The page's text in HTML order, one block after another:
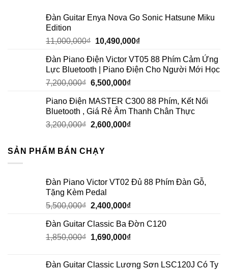
Đàn Guitar Enya Nova Go Sonic Hatsune Miku
Edition
11,000,000₫ 10,490,000₫
Đàn Piano Điện Victor VT05 88 Phím Cảm Ứng
Lực Bluetooth | Piano Điện Cho Người Mới Học
7,200,000₫ 6,500,000₫
Piano Điện MASTER C300 88 Phím, Kết Nối
Bluetooth , Giá Rẻ Âm Thanh Chân Thực
3,200,000₫ 2,600,000₫
SẢN PHẨM BÁN CHẠY
Đàn Piano Victor VT02 Đủ 88 Phím Đàn Gỗ,
Tặng Kèm Pedal
5,500,000₫ 2,400,000₫
Đàn Guitar Classic Ba Đờn C120
1,850,000₫ 1,690,000₫
Đàn Guitar Classic Lương Sơn LSC120J Có Ty